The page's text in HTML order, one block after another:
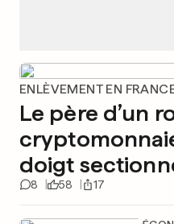
ENLÈVEMENT EN
Le père d’un
doigt
8 58 17